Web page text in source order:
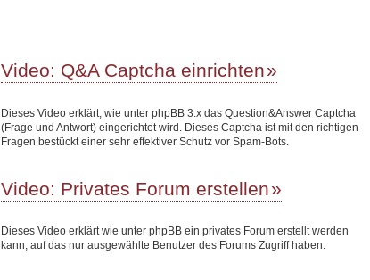
Video: Q&A Captcha einrichten
Dieses Video erklärt, wie unter phpBB 3.x das Question&Answer Captcha
(Frage und Antwort) eingerichtet wird. Dieses Captcha ist mit den richtigen
Fragen bestückt einer sehr effektiver Schutz vor Spam-Bots.
Video: Privates Forum erstellen
Dieses Video erklärt wie unter phpBB ein privates Forum erstellt werden
kann, auf das nur ausgewählte Benutzer des Forums Zugriff haben.